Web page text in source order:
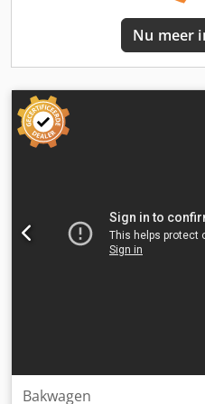
Optische staat: zeer goed =
vragen of suggesties? Neem
op. Wij garanderen een
zijn exclusief btw. Aan de
Dcsdezqawbjpfx Ak Ajk
- Frans - Spaans - Italiaans)
Viber. Mobiel: Beschikbaar
Neem contact met ons op
ontvangen. Bij twijfel kunt u
factuur en/of betaling
Nu meer
Bakwagen